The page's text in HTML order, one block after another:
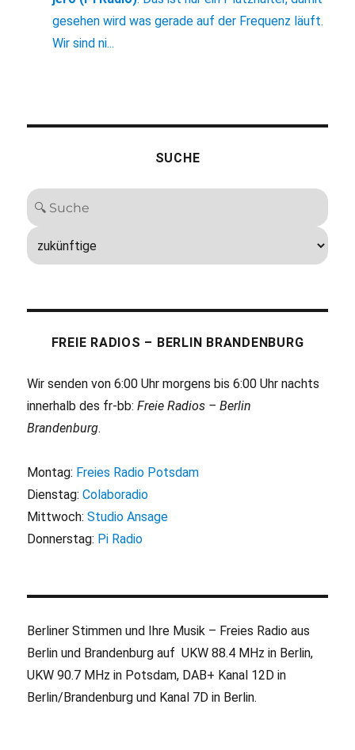
gesehen wird was gerade auf der Frequenz läuft.
Wir sind ni...
SUCHE
FREIE RADIOS – BERLIN BRANDENBURG
Wir senden von 6:00 Uhr morgens bis 6:00 Uhr nachts
innerhalb des fr-bb:Freie Radios – Berlin
Brandenburg.
Montag: Freies Radio Potsdam
Dienstag:Colaboradio
Mittwoch:Studio Ansage
Donnerstag: Pi Radio
Berliner Stimmen und Ihre Musik – Freies Radio aus
Berlin und Brandenburg auf UKW 88.4 MHz in Berlin,
UKW 90.7 MHz in Potsdam, DAB+ Kanal 12D in
Berlin/Brandenburg und Kanal 7D in Berlin.